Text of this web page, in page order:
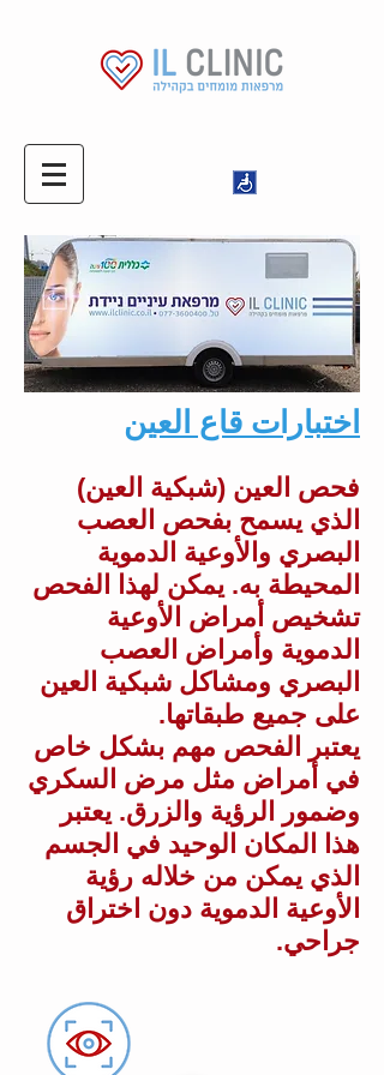
اختبارات قاع العين
فحص العين (شبكية العين)
الذي يسمح بفحص العصب
البصري والأوعية الدموية
المحيطة به. يمكن لهذا الفحص
تشخيص أمراض الأوعية
الدموية وأمراض العصب
البصري ومشاكل شبكية العين
على جميع طبقاتها.
يعتبر الفحص مهم بشكل خاص
في أمراض مثل مرض السكري
وضمور الرؤية والزرق. يعتبر
هذا المكان الوحيد في الجسم
الذي يمكن من خلاله رؤية
الأوعية الدموية دون اختراق
جراحي.